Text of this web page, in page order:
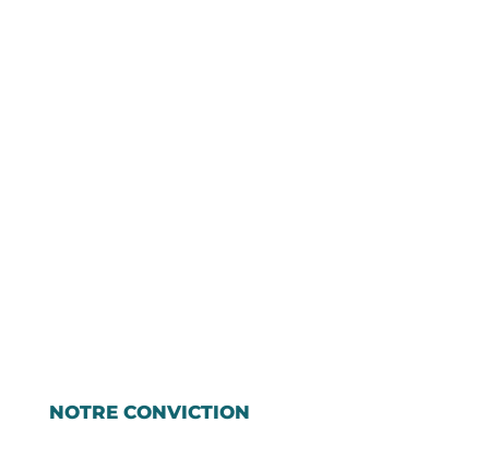
NOTRE CONVICTION